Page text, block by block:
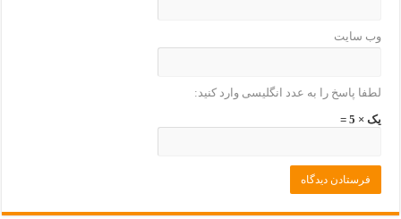
وب‌ سایت
لطفا پاسخ را به عدد انگلیسی وارد کنید:
یک × 5 =